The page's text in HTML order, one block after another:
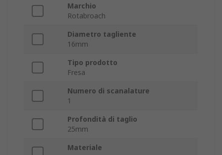
Marchio
Rotabroach
Diametro tagliente
16mm
Tipo prodotto
Fresa
Numero di scanalature
1
Profondità di taglio
25mm
Materiale